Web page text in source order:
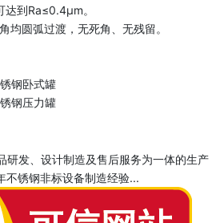
到Ra≤0.4μm。
均圆弧过渡，无死角、无残留。
钢卧式罐
钢压力罐
研发、设计制造及售后服务为一体的生产
锈钢非标设备制造经验...